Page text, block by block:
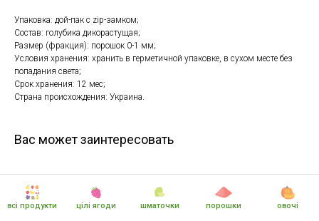
всі продукти цілі ягоди шматочки порошки овочі
Упаковка: дой-пак с zip-замком;
Состав: голубика дикорастущая;
Размер (фракция): порошок 0-1 мм;
Условия хранения: хранить в герметичной упаковке, в сухом месте без
попадания света;
Срок хранения: 12 мес;
Страна происхождения: Украина.
Вас может заинтересовать